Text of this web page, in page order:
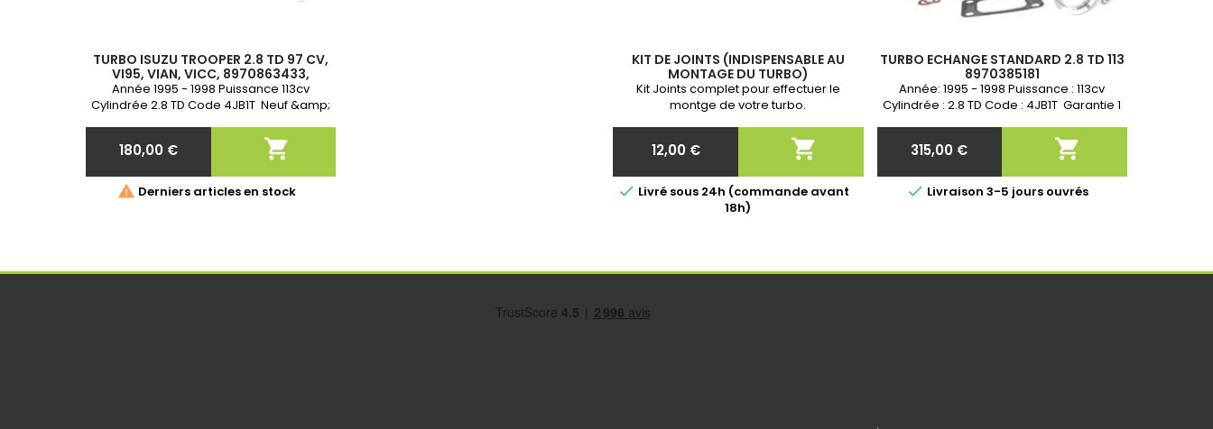
TURBO ISUZU TROOPER 2.8 TD 97 CV,
VI95, VIAN, VICC, 8970863433,
8970863436, 897148076,
8971480760, 8971480762, 8I05-200-
Année 1995 - 1998 Puissance 113cv
Cylindrée 2.8 TD Code 4JB1T Neuf &amp;
Prix
180,00 € 
 Derniers articles en stock
KIT DE JOINTS (INDISPENSABLE AU
MONTAGE DU TURBO)
Kit Joints complet pour effectuer le
montge de votre turbo.
Prix
12,00 € 
 Livré sous 24h (commande avant
18h)
TURBO ECHANGE STANDARD 2.8 TD 113
8970385181
Année: 1995 - 1998 Puissance : 113cv
Cylindrée : 2.8 TD Code : 4JB1T Garantie 1
Prix
315,00 € 
 Livraison 3-5 jours ouvrés